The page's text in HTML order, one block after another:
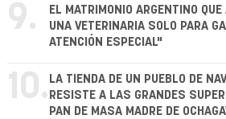
9.
EL MATRIMONIO ARGENTINO
UNA VETERINARIA SOLO PARA
ATENCIÓN ESPECIAL"
10. LA TIENDA DE UN PUEBLO DE
RESISTE A LAS GRANDES
PAN DE MASA MADRE DE